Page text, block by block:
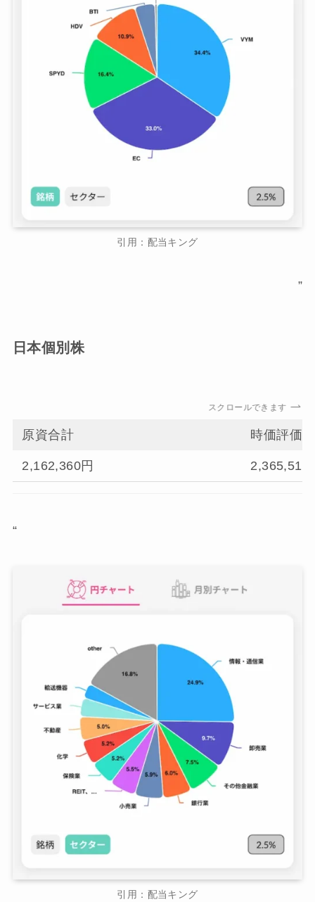
引用：配当キング
”
日本個別株
スクロールできます
原資合計 時価評価額
2,162,360円 2,365,511
“
引用：配当キング